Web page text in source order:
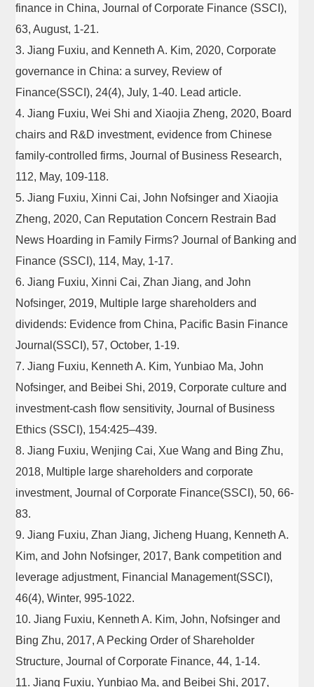
finance in China, Journal of Corporate Finance (SSCI),
63, August, 1-21.
3. Jiang Fuxiu, and Kenneth A. Kim, 2020, Corporate
governance in China: a survey, Review of
Finance(SSCI), 24(4), July, 1-40. Lead article.
4. Jiang Fuxiu, Wei Shi and Xiaojia Zheng, 2020, Board
chairs and R&D investment, evidence from Chinese
family-controlled firms, Journal of Business Research,
112, May, 109-118.
5. Jiang Fuxiu, Xinni Cai, John Nofsinger and Xiaojia
Zheng, 2020, Can Reputation Concern Restrain Bad
News Hoarding in Family Firms? Journal of Banking and
Finance (SSCI), 114, May, 1-17.
6. Jiang Fuxiu, Xinni Cai, Zhan Jiang, and John
Nofsinger, 2019, Multiple large shareholders and
dividends: Evidence from China, Pacific Basin Finance
Journal(SSCI), 57, October, 1-19.
7. Jiang Fuxiu, Kenneth A. Kim, Yunbiao Ma, John
Nofsinger, and Beibei Shi, 2019, Corporate culture and
investment-cash flow sensitivity, Journal of Business
Ethics (SSCI), 154:425–439.
8. Jiang Fuxiu, Wenjing Cai, Xue Wang and Bing Zhu,
2018, Multiple large shareholders and corporate
investment, Journal of Corporate Finance(SSCI), 50, 66-
83.
9. Jiang Fuxiu, Zhan Jiang, Jicheng Huang, Kenneth A.
Kim, and John Nofsinger, 2017, Bank competition and
leverage adjustment, Financial Management(SSCI),
46(4), Winter, 995-1022.
10. Jiang Fuxiu, Kenneth A. Kim, John, Nofsinger and
Bing Zhu, 2017, A Pecking Order of Shareholder
Structure, Journal of Corporate Finance, 44, 1-14.
11. Jiang Fuxiu, Yunbiao Ma, and Beibei Shi, 2017,